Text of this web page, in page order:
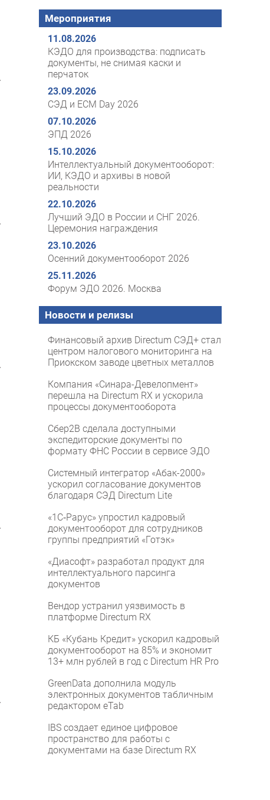
Мероприятия
11.08.2026
КЭДО для производства: подписать
документы, не снимая каски и
перчаток
23.09.2026
СЭД и ECM Day 2026
07.10.2026
ЭПД 2026
15.10.2026
Интеллектуальный документооборот:
ИИ, КЭДО и архивы в новой
реальности
22.10.2026
Лучший ЭДО в России и СНГ 2026.
Церемония награждения
23.10.2026
Осенний документооборот 2026
25.11.2026
Форум ЭДО 2026. Москва
Новости и релизы
Финансовый архив Directum СЭД+ стал
центром налогового мониторинга на
Приокском заводе цветных металлов
Компания «Синара-Девелопмент»
перешла на Directum RX и ускорила
процессы документооборота
Сбер2B сделала доступными
экспедиторские документы по
формату ФНС России в сервисе ЭДО
Системный интегратор «Абак-2000»
ускорил согласование документов
благодаря СЭД Directum Lite
«1С‑Рарус» упростил кадровый
документооборот для сотрудников
группы предприятий «Готэк»
«Диасофт» разработал продукт для
интеллектуального парсинга
документов
Вендор устранил уязвимость в
платформе Directum RX
КБ «Кубань Кредит» ускорил кадровый
документооборот на 85% и экономит
13+ млн рублей в год с Directum HR Pro
GreenData дополнила модуль
электронных документов табличным
редактором eTab
IBS создает единое цифровое
пространство для работы с
документами на базе Directum RX